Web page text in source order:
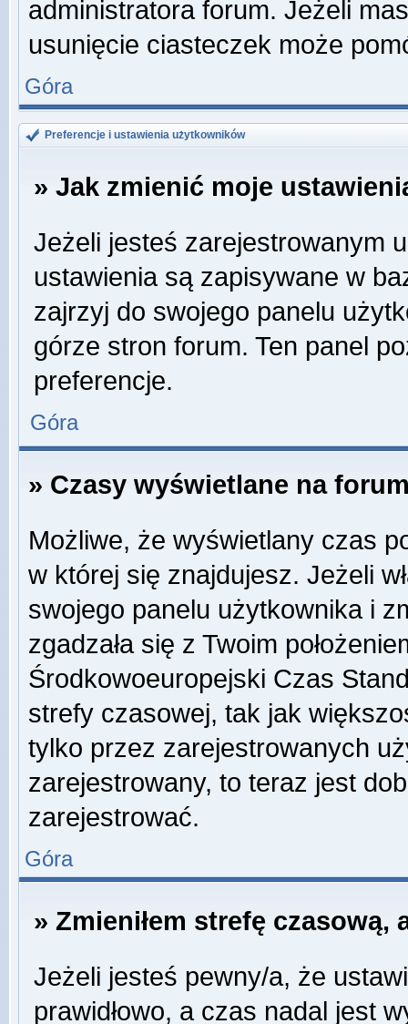
administratora forum. Jeżeli
usunięcie ciasteczek może
Góra
Preferencje i ustawienia użytkowników
» Jak zmienić moje
Jeżeli jesteś zarejestrowanym
ustawienia są zapisywane w
zajrzyj do swojego panelu
górze stron forum. Ten panel
preferencje.
Góra
» Czasy wyświetlane na
Możliwe, że wyświetlany czas
w której się znajdujesz. Jeżeli
swojego panelu użytkownika i
zgadzała się z Twoim
Środkowoeuropejski Czas
strefy czasowej, tak jak
tylko przez zarejestrowanych
zarejestrowany, to teraz jest
zarejestrować.
Góra
» Zmieniłem strefę czasową,
Jeżeli jesteś pewny/a, że
prawidłowo, a czas nadal jest